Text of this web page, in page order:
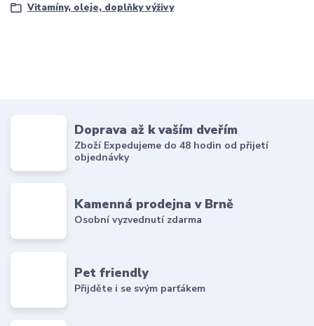
Vitamíny, oleje, doplňky výživy
Doprava až k vaším dveřím
Zboží Expedujeme do 48 hodin od přijetí
objednávky
Kamenná prodejna v Brně
Osobní vyzvednutí zdarma
Pet friendly
Přijděte i se svým parťákem